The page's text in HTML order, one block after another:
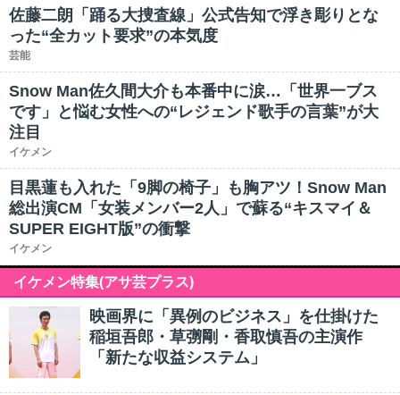
佐藤二朗「踊る大捜査線」公式告知で浮き彫りとな
った“全カット要求”の本気度
芸能
Snow Man佐久間大介も本番中に涙…「世界一ブス
です」と悩む女性への“レジェンド歌手の言葉”が大
注目
イケメン
目黒蓮も入れた「9脚の椅子」も胸アツ！Snow Man
総出演CM「女装メンバー2人」で蘇る“キスマイ＆
SUPER EIGHT版”の衝撃
イケメン
イケメン特集(アサ芸プラス)
映画界に「異例のビジネス」を仕掛けた
稲垣吾郎・草彅剛・香取慎吾の主演作
「新たな収益システム」